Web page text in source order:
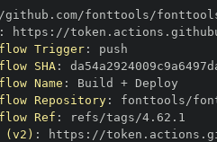
https :
Trigger:
SHA:
Name :
Repository:
Ref :
(v2) : https :